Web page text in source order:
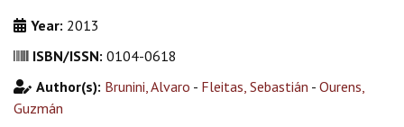
Year: 2013
ISBN/ISSN: 0104-0618
Author(s): Brunini, Alvaro - Fleitas, Sebastián - Ourens,
Guzmán